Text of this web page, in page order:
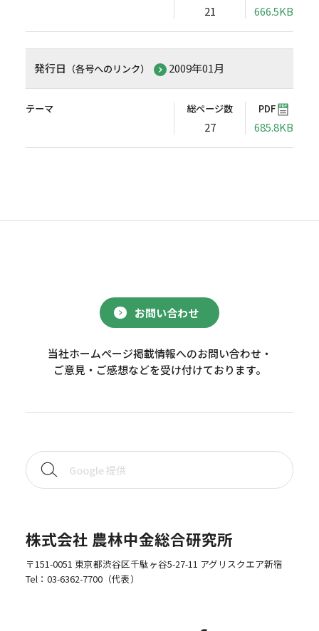
21 666.5KB
発行日 （各号へのリンク） 2009年01月
テーマ 総ページ数
27
PDF
685.8KB
お問い合わせ
当社ホームページ掲載情報へのお問い合わせ・
ご意見・ご感想などを受け付けております。
株式会社 農林中金総合研究所
〒151-0051 東京都渋谷区千駄ヶ谷5-27-11 アグリスクエア新宿
Tel： 03-6362-7700（代表）